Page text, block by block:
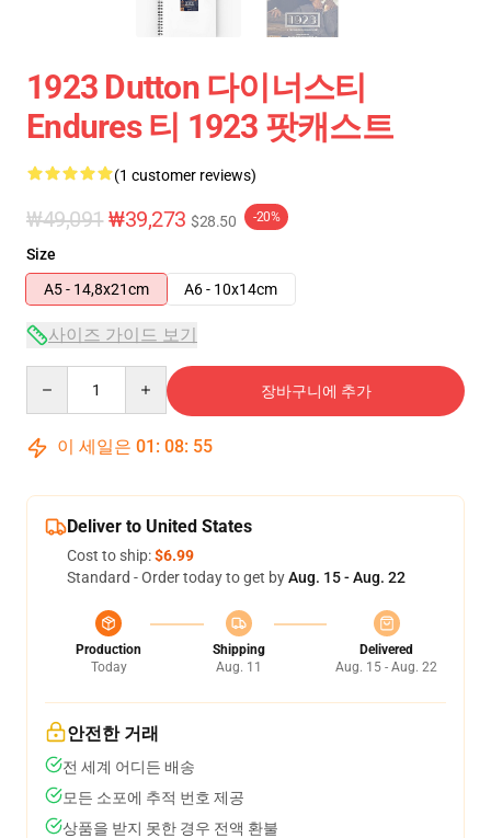
1923 Dutton 다이너스티
Endures 티 1923 팟캐스트
(1 customer reviews)
₩49,091 ₩39,273 $28.50 -20%
Size
A5 - 14,8x21cm
A6 - 10x14cm
사이즈 가이드 보기
장바구니에 추가
이 세일은 01 : 08: 55
Deliver to United States
Cost to ship:$6.99
Standard - Order today to get byAug. 15 - Aug. 22
Production
Today
Shipping
Aug. 11
Delivered
Aug. 15 - Aug. 22
안전한 거래
전 세계 어디든 배송
모든 소포에 추적 번호 제공
상품을 받지 못한 경우 전액 환불